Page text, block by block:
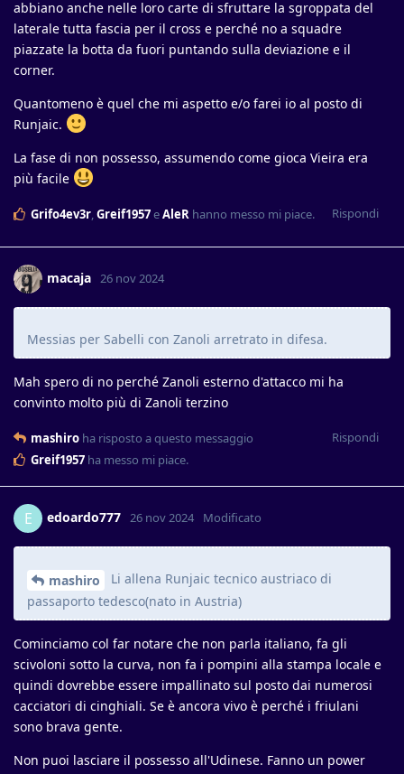
abbiano anche nelle loro carte di sfruttare la sgroppata del
laterale tutta fascia per il cross e perché no a squadre
piazzate la botta da fuori puntando sulla deviazione e il
corner.
Quantomeno è quel che mi aspetto e/o farei io al posto di
Runjaic.
La fase di non possesso, assumendo come gioca Vieira era
più facile
Rispondi
Grifo4ev3r,Greif1957eAleR hanno messo mi piace.
macaja 26 nov 2024
Messias per Sabelli con Zanoli arretrato in difesa.
Mah spero di no perché Zanoli esterno d'attacco mi ha
convinto molto più di Zanoli terzino
Rispondi
mashiro ha risposto a questo messaggio
Greif1957 ha messo mi piace.
E edoardo777 26 nov 2024 Modificato
mashiro
Li allena Runjaic tecnico austriaco di
passaporto tedesco(nato in Austria)
Cominciamo col far notare che non parla italiano, fa gli
scivoloni sotto la curva, non fa i pompini alla stampa locale e
quindi dovrebbe essere impallinato sul posto dai numerosi
cacciatori di cinghiali. Se è ancora vivo è perché i friulani
sono brava gente.
Non puoi lasciare il possesso all'Udinese. Fanno un power